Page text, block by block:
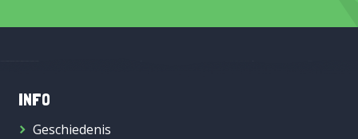
INFO
Geschiedenis